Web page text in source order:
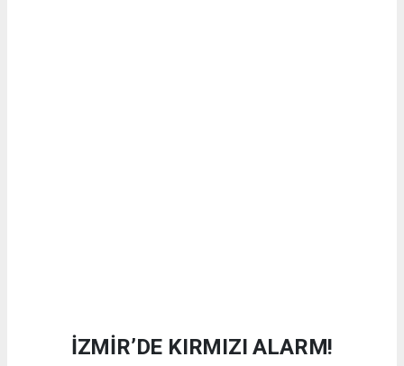
İZMİR’DE KIRMIZI ALARM!